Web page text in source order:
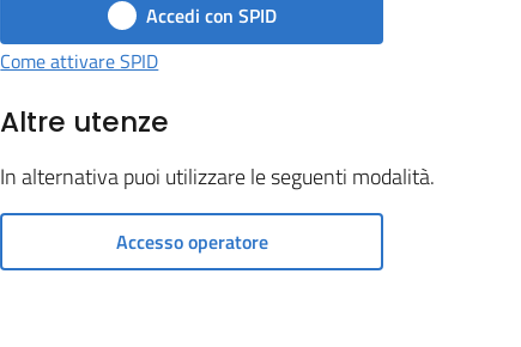
Accedi con SPID
Come attivare SPID
Altre utenze
In alternativa puoi utilizzare le seguenti modalità.
Accesso operatore